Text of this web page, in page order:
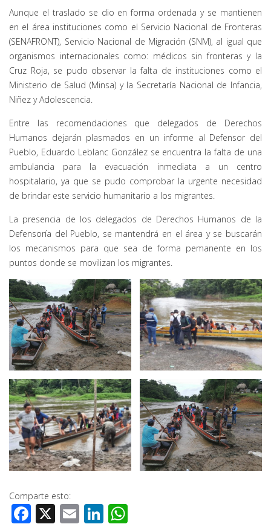
Aunque el traslado se dio en forma ordenada y se mantienen
en el área instituciones como el Servicio Nacional de Fronteras
(SENAFRONT), Servicio Nacional de Migración (SNM), al igual que
organismos internacionales como: médicos sin fronteras y la
Cruz Roja, se pudo observar la falta de instituciones como el
Ministerio de Salud (Minsa) y la Secretaría Nacional de Infancia,
Niñez y Adolescencia.
Entre las recomendaciones que delegados de Derechos
Humanos dejarán plasmados en un informe al Defensor del
Pueblo, Eduardo Leblanc González se encuentra la falta de una
ambulancia para la evacuación inmediata a un centro
hospitalario, ya que se pudo comprobar la urgente necesidad
de brindar este servicio humanitario a los migrantes.
La presencia de los delegados de Derechos Humanos de la
Defensoría del Pueblo, se mantendrá en el área y se buscarán
los mecanismos para que sea de forma pemanente en los
puntos donde se movilizan los migrantes.
Comparte esto:
Facebook
X EmailLinkedIn